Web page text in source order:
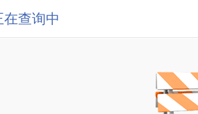
在查询中